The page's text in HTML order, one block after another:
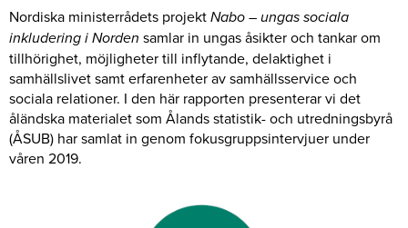
Nordiska ministerrådets projektNabo – ungas sociala
inkludering i Norden samlar in ungas åsikter och tankar om
tillhörighet, möjligheter till inflytande, delaktighet i
samhällslivet samt erfarenheter av samhällsservice och
sociala relationer. I den här rapporten presenterar vi det
åländska materialet som Ålands statistik- och utredningsbyrå
(ÅSUB) har samlat in genom fokusgruppsintervjuer under
våren 2019.